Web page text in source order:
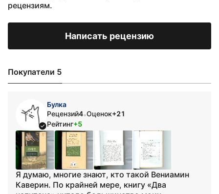
рецензиям.
Написать рецензию
Покупатели 5
Булка
Рецензий4•Оценок+21
Рейтинг+5
Я думаю, многие знают, кто такой Вениамин
Каверин. По крайней мере, книгу «Два